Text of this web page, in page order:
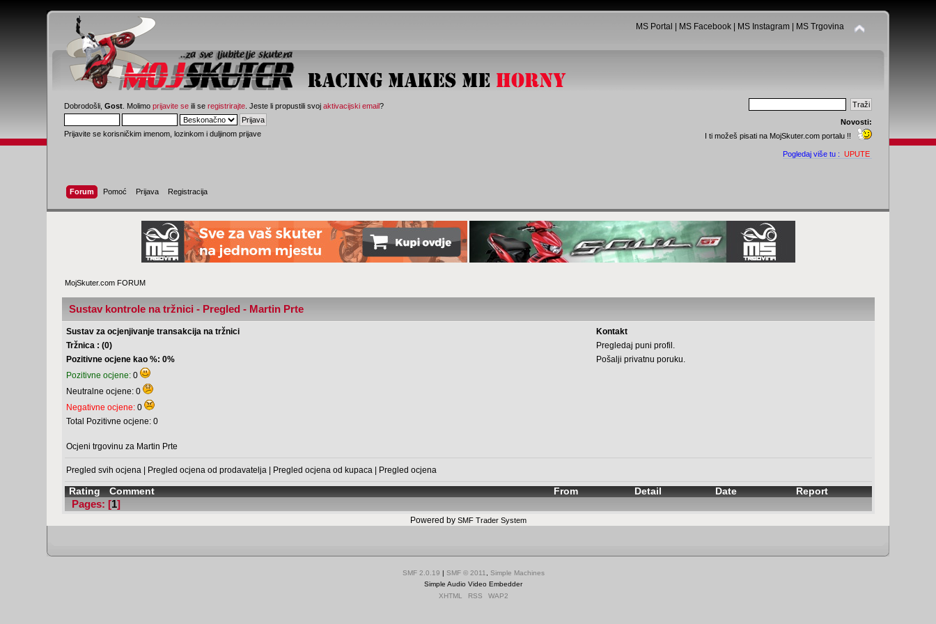
MS Portal MS Facebook| MS Instagram| MS Trgovina
Dobrodošli,Gost . Molimoprijavite se ili seregistrirajte . Jeste li propustili svojaktivacijski email?
Prijavite se korisničkim imenom, lozinkom i duljinom prijave
Novosti:
I ti možeš pisati na MojSkuter.com portalu !!
Pogledaj više tu : UPUTE
Forum Pomoć Prijava Registracija
MojSkuter.com FORUM
Sustav kontrole na tržnici - Pregled - Martin Prte
Sustav za ocjenjivanje transakcija na tržnici
Kontakt
Tržnica : (0)
Pregledaj puni profil.
Pozitivne ocjene kao %: 0%
Pošalji privatnu poruku.
Pozitivne ocjene: 0
Neutralne ocjene: 0
Negativne ocjene: 0
Total Pozitivne ocjene: 0
Ocjeni trgovinu za Martin Prte
Pregled svih ocjena | Pregled ocjena od prodavatelja | Pregled ocjena od kupaca | Pregled ocjena
Rating Comment From Detail Date Report
Pages: [1]
Powered by SMF Trader System
SMF 2.0.19 | SMF © 2011
Simple Machines
Simple Audio Video Embedder
XHTML
RSS WAP2